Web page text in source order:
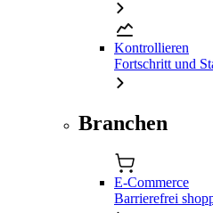
Kontrollieren
Fortschritt und
Branchen
E-Commerce
Barrierefrei